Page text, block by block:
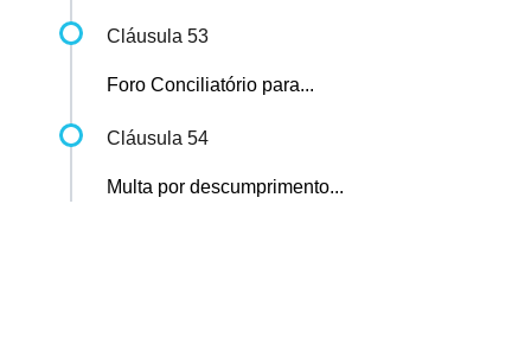
Cláusula 53
Foro Conciliatório para...
Cláusula 54
Multa por descumprimento...